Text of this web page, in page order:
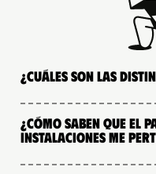
¿Cuáles son las
¿Cómo saben que el
instalaciones me